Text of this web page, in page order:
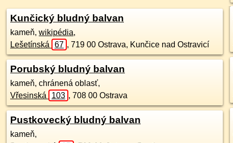
Kunčický bludný balvan
kameň, wikipédia,
Lešetínská
67 , 719 00 Ostrava, Kunčice nad Ostravicí
Porubský bludný balvan
kameň, chránená oblasť,
Vřesinská
103 , 708 00 Ostrava
Pustkovecký bludný balvan
kameň,